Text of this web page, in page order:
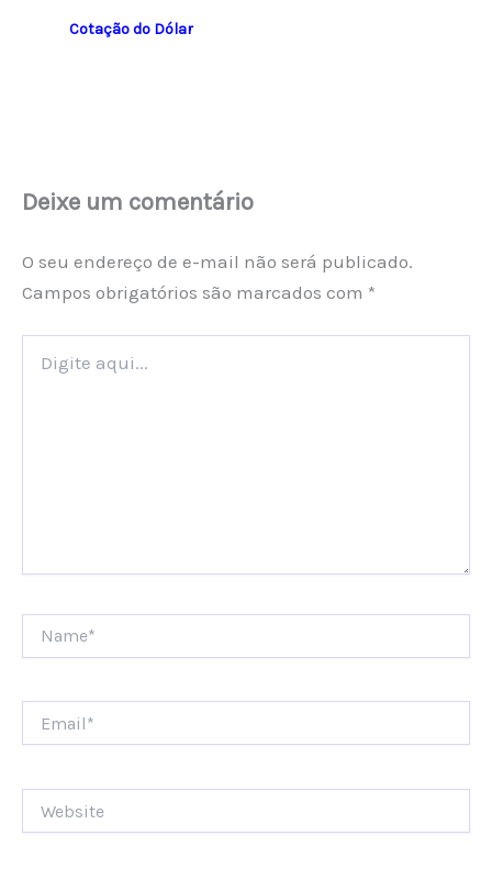
Cotação do Dólar
Deixe um comentário
O seu endereço de e-mail não será publicado.
Campos obrigatórios são marcados com *
aqui...